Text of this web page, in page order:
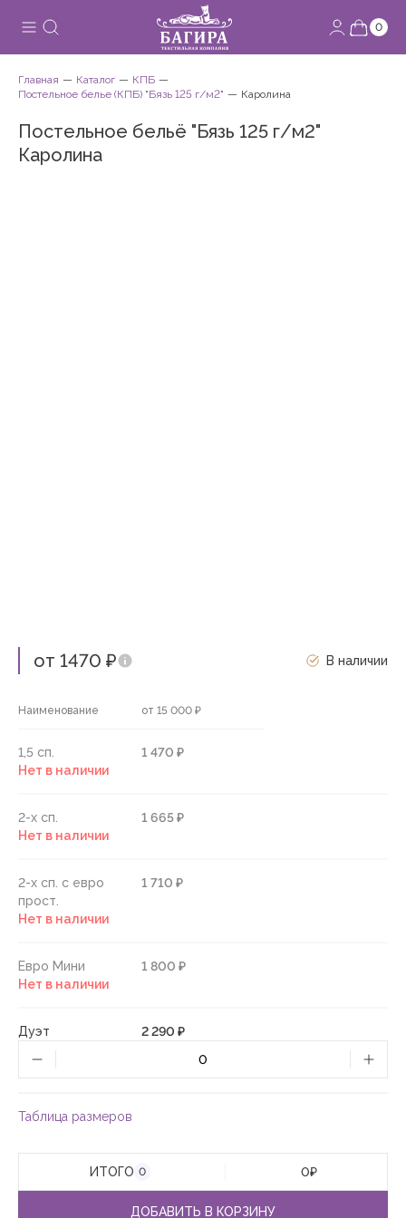
0
Главная Каталог
КПБ
Постельное белье (КПБ) "Бязь 125 г/м2"
Каролина
Постельное бельё "Бязь 125 г/м2"
Каролина
от 1470 ₽ В наличии
Наименование от 15 000 ₽
1,5 сп.
1 470 ₽
Нет в наличии
2-х сп.
1 665 ₽
Нет в наличии
2-х сп. с евро
прост.
1 710 ₽
Нет в наличии
Евро Мини
1 800 ₽
Нет в наличии
Дуэт 2 290 ₽
Таблица размеров
ИТОГО 0 0₽
ДОБАВИТЬ В КОРЗИНУ